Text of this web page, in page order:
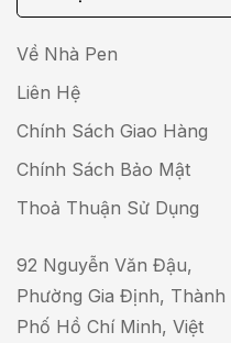
m
a
l
*
Về Nhà Pen
Liên Hệ
Chính Sách Giao Hàng
Chính Sách Bảo Mật
Thoả Thuận Sử Dụng
92 Nguyễn Văn Đậu,
Phường Gia Định, Thành
Phố Hồ Chí Minh, Việt